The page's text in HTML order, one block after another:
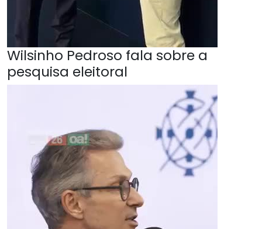
Wilsinho Pedroso fala sobre a
pesquisa eleitoral